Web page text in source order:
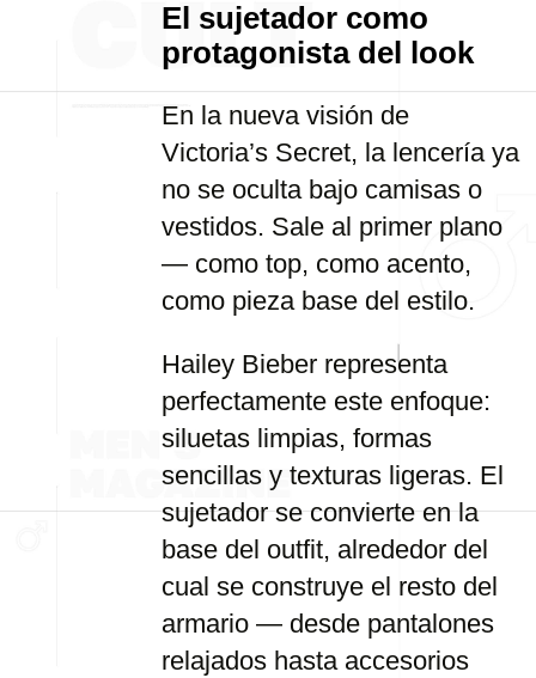
El sujetador como
protagonista del look
En la nueva visión de
Victoria’s Secret, la lencería ya
no se oculta bajo camisas o
vestidos. Sale al primer plano
— como top, como acento,
como pieza base del estilo.
Hailey Bieber representa
perfectamente este enfoque:
siluetas limpias, formas
sencillas y texturas ligeras. El
sujetador se convierte en la
base del outfit, alrededor del
cual se construye el resto del
armario — desde pantalones
relajados hasta accesorios